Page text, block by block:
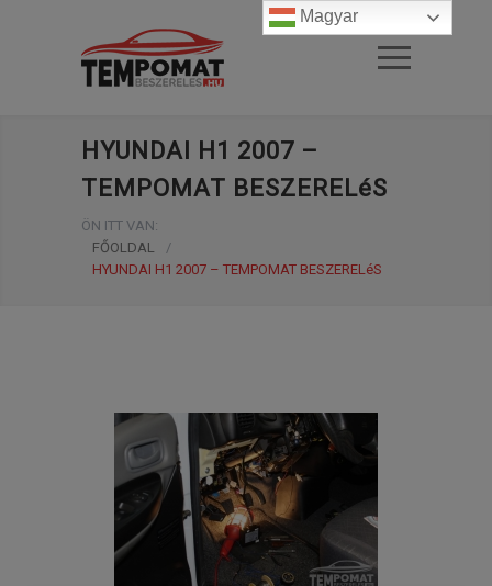
HYUNDAI H1 2007 –
TEMPOMAT BESZERELéS
ÖN ITT VAN:
FŐOLDAL
/
HYUNDAI H1 2007 – TEMPOMAT BESZERELéS
Magyar